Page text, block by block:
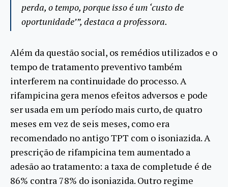
perda, o tempo, porque isso é um ‘custo de
oportunidade’”, destaca a professora.
Além da questão social, os remédios utilizados e o
tempo de tratamento preventivo também
interferem na continuidade do processo. A
rifampicina gera menos efeitos adversos e pode
ser usada em um período mais curto, de quatro
meses em vez de seis meses, como era
recomendado no antigo TPT com o isoniazida. A
prescrição de rifampicina tem aumentado a
adesão ao tratamento: a taxa de completude é de
86% contra 78% do isoniazida. Outro regime